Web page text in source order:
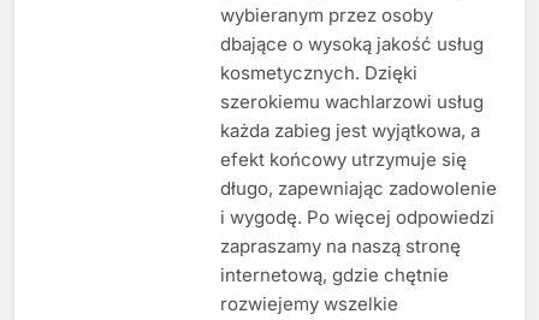
wybieranym przez osoby
dbające o wysoką jakość usług
kosmetycznych. Dzięki
szerokiemu wachlarzowi usług
każda zabieg jest wyjątkowa, a
efekt końcowy utrzymuje się
długo, zapewniając zadowolenie
i wygodę. Po więcej odpowiedzi
zapraszamy na naszą stronę
internetową, gdzie chętnie
rozwiejemy wszelkie